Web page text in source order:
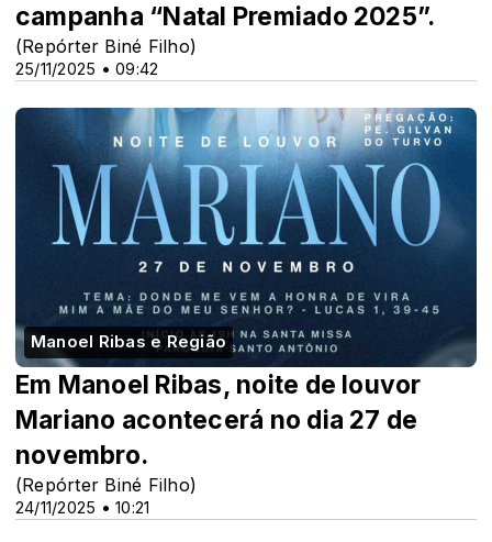
25/11/2025 • 09:42
campanha “Natal Premiado 2025”.
(Repórter Biné Filho)
Manoel Ribas e Região
24/11/2025 • 10:21
Em Manoel Ribas, noite de louvor
Mariano acontecerá no dia 27 de
novembro.
(Repórter Biné Filho)